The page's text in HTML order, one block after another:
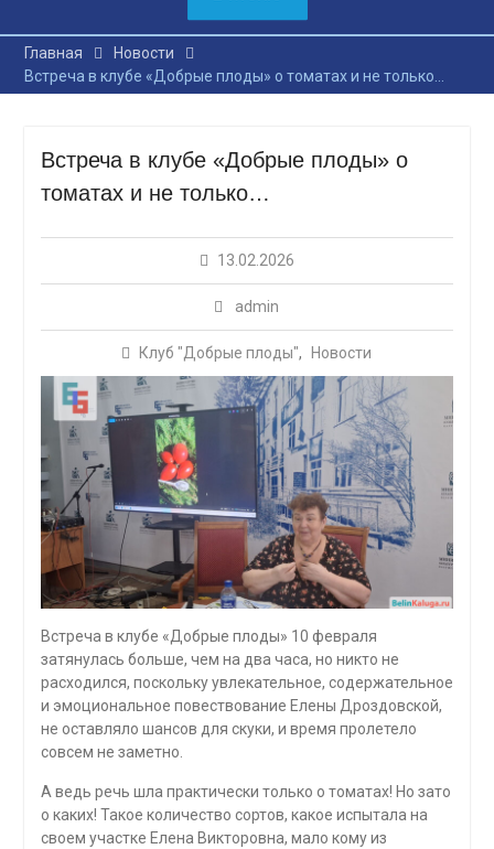
Главная
Новости
Встреча в клубе «Добрые плоды» о томатах и не только…
Встреча в клубе «Добрые плоды» о
томатах и не только…
13.02.2026
admin
Клуб "Добрые плоды", Новости
Встреча в клубе «Добрые плоды» 10 февраля
затянулась больше, чем на два часа, но никто не
расходился, поскольку увлекательное, содержательное
и эмоциональное повествование Елены Дроздовской,
не оставляло шансов для скуки, и время пролетело
совсем не заметно.
А ведь речь шла практически только о томатах! Но зато
о каких! Такое количество сортов, какое испытала на
своем участке Елена Викторовна, мало кому из